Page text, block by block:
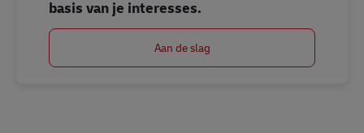
basis van je interesses.
Aan de slag